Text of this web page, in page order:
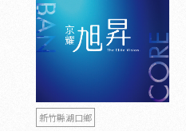
新竹縣湖口鄉